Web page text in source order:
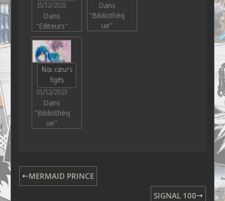
15/12/2021
Dans
"Editeurs"
Dans
"Bibliothèq
ue"
Nos cœurs
figés
01/12/2023
Dans
"Bibliothèq
ue"
MERMAID PRINCE
SIGNAL 100